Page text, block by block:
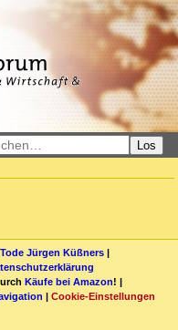
Los
Jürgen Küßners |
Käufe bei Amazon! |
| Cookie-Einstellungen